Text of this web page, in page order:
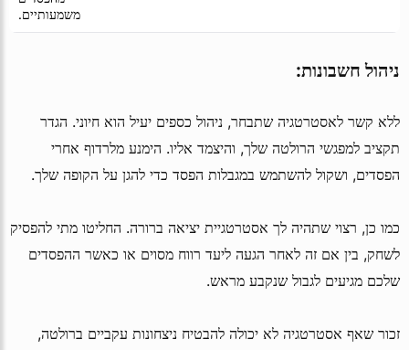
משמעותיים.
ניהול חשבונות:
ללא קשר לאסטרטגיה שתבחר, ניהול כספים יעיל הוא חיוני. הגדר
תקציב למפגשי הרולטה שלך, והיצמד אליו. הימנע מלרדוף אחרי
הפסדים, ושקול להשתמש במגבלות הפסד כדי להגן על הקופה שלך.
כמו כן, רצוי שתהיה לך אסטרטגיית יציאה ברורה. החליטו מתי להפסיק
לשחק, בין אם זה לאחר הגעה ליעד רווח מסוים או כאשר ההפסדים
שלכם מגיעים לגבול שנקבע מראש.
זכור שאף אסטרטגיה לא יכולה להבטיח ניצחונות עקביים ברולטה,